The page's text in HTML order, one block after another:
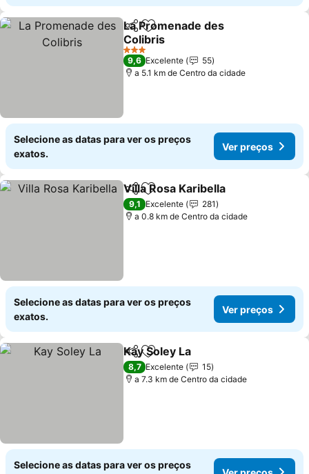
PartilharAdicionar aos favoritos
La Promenade des
Colibris
3 Estrelas
9,6 Excelente
55
a 5.1 km de Centro da cidade
Selecione as datas para ver os preços
exatos.
Ver preços
PartilharAdicionar aos favoritos
Villa Rosa Karibella
9,1 Excelente
281
a 0.8 km de Centro da cidade
Selecione as datas para ver os preços
exatos.
Ver preços
PartilharAdicionar aos favoritos
Kay Soley La
8,7 Excelente
15
a 7.3 km de Centro da cidade
Selecione as datas para ver os preços